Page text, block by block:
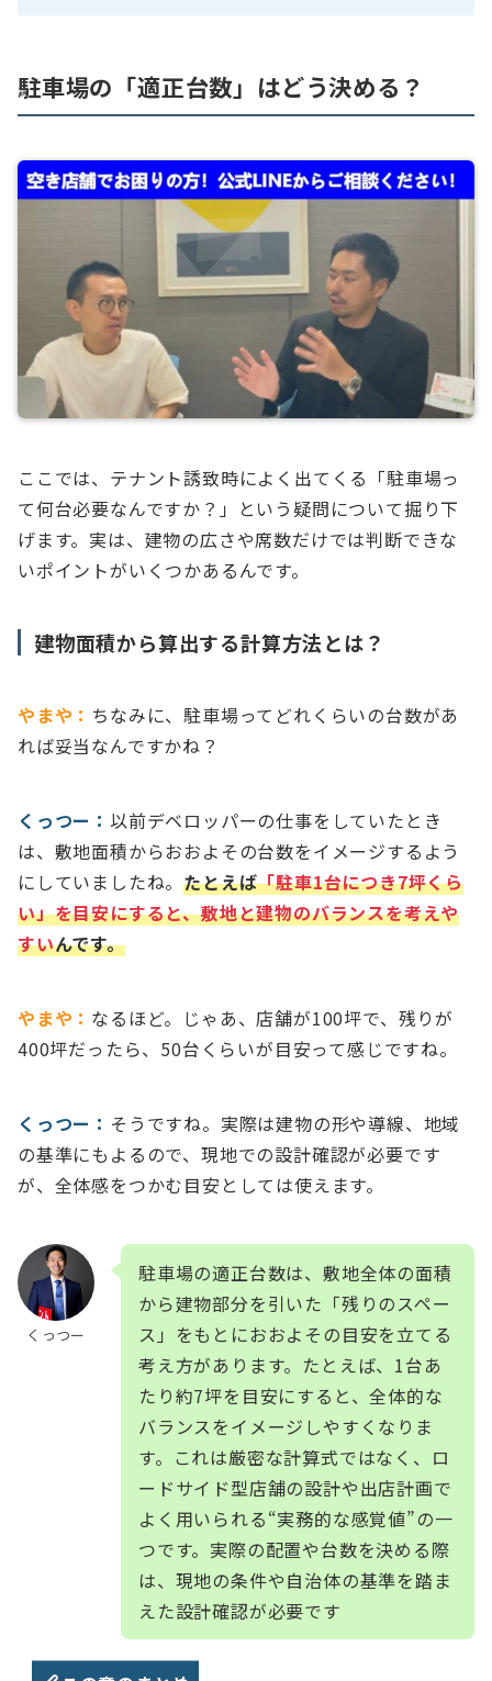
駐車場の「適正台数」はどう決める？
ここでは、テナント誘致時によく出てくる「駐車場っ
て何台必要なんですか？」という疑問について掘り下
げます。実は、建物の広さや席数だけでは判断できな
いポイントがいくつかあるんです。
建物面積から算出する計算方法とは？
やまや： ちなみに、駐車場ってどれくらいの台数があ
れば妥当なんですかね？
くっつー： 以前デベロッパーの仕事をしていたとき
は、敷地面積からおおよその台数をイメージするよう
にしていましたね。たとえば「駐車1台につき7坪くら
い」を目安にすると、敷地と建物のバランスを考えや
すいんです。
やまや： なるほど。じゃあ、店舗が100坪で、残りが
400坪だったら、50台くらいが目安って感じですね。
くっつー： そうですね。実際は建物の形や導線、地域
の基準にもよるので、現地での設計確認が必要です
が、全体感をつかむ目安としては使えます。
くっつー
駐車場の適正台数は、敷地全体の面積
から建物部分を引いた「残りのスペー
ス」をもとにおおよその目安を立てる
考え方があります。たとえば、1台あ
たり約7坪を目安にすると、全体的な
バランスをイメージしやすくなりま
す。これは厳密な計算式ではなく、ロ
ードサイド型店舗の設計や出店計画で
よく用いられる“実務的な感覚値”の一
つです。実際の配置や台数を決める際
は、現地の条件や自治体の基準を踏ま
えた設計確認が必要です